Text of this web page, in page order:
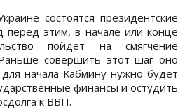
состоятся президентские
перед этим, в начале или конце
пойдет на смягчение
совершить этот шаг оно
начала Кабмину нужно будет
финансы и остудить
к ВВП.